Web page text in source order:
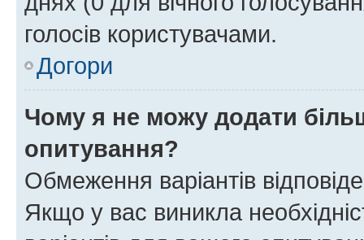
голосів користувачами.
Догори
Чому я не можу додати
опитування?
Обмеження варіантів
Якщо у вас виникла